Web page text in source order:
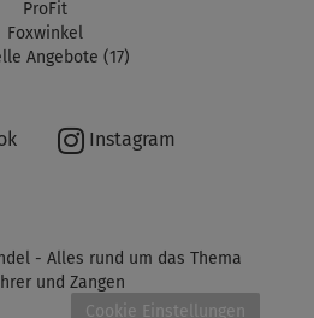
ProFit
Foxwinkel
Angebote (17)
Instagram
- Alles rund um das Thema
und Zangen
Cookie Einstellungen